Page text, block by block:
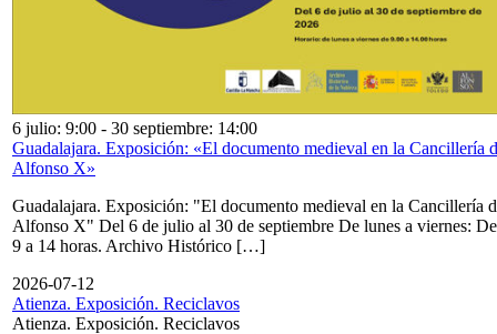
6 julio: 9:00 - 30 septiembre: 14:00
Guadalajara. Exposición: «El documento medieval en la Cancillería
Alfonso X»
Guadalajara. Exposición: "El documento medieval en la Cancillería
Alfonso X" Del 6 de julio al 30 de septiembre De lunes a viernes: De
9 a 14 horas. Archivo Histórico […]
2026-07-12
Atienza. Exposición. Reciclavos
Atienza. Exposición. Reciclavos